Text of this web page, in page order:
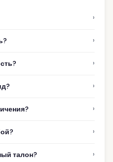
›
›
›
›
›
›
талон? ›